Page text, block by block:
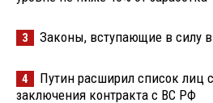
3 Законы, вступающие в силу в
4
Путин расширил список лиц
заключения контракта с ВС РФ